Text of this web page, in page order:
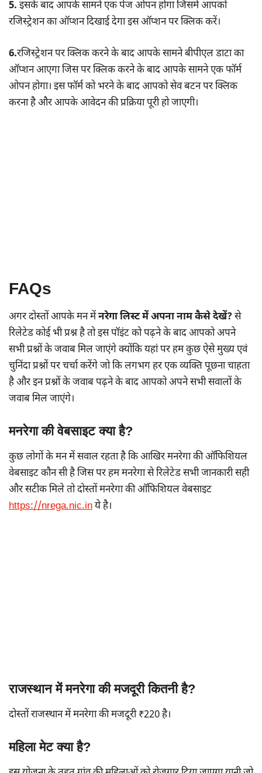
5. इसके बाद आपके सामने एक पेज ओपन होगा जिसमें आपको
रजिस्ट्रेशन का ऑप्शन दिखाई देगा इस ऑप्शन पर क्लिक करें।
6.रजिस्ट्रेशन पर क्लिक करने के बाद आपके सामने बीपीएल डाटा का
ऑप्शन आएगा जिस पर क्लिक करने के बाद आपके सामने एक फॉर्म
ओपन होगा। इस फॉर्म को भरने के बाद आपको सेव बटन पर क्लिक
करना है और आपके आवेदन की प्रक्रिया पूरी हो जाएगी।
FAQs
अगर दोस्तों आपके मन मेंनरेगा लिस्ट में अपना नाम कैसे देखें?से
रिलेटेड कोई भी प्रश्न है तो इस पॉइंट को पढ़ने के बाद आपको अपने
सभी प्रश्नों के जवाब मिल जाएंगे क्योंकि यहां पर हम कुछ ऐसे मुख्य एवं
चुनिंदा प्रश्नों पर चर्चा करेंगे जो कि लगभग हर एक व्यक्ति पूछना चाहता
है और इन प्रश्नों के जवाब पढ़ने के बाद आपको अपने सभी सवालों के
जवाब मिल जाएंगे।
मनरेगा की वेबसाइट क्या है?
कुछ लोगों के मन में सवाल रहता है कि आखिर मनरेगा की ऑफिशियल
वेबसाइट कौन सी है जिस पर हम मनरेगा से रिलेटेड सभी जानकारी सही
और सटीक मिले तो दोस्तों मनरेगा की ऑफिशियल वेबसाइट
https://nrega.nic.inये है।
राजस्थान में मनरेगा की मजदूरी कितनी है?
दोस्तों राजस्थान में मनरेगा की मजदूरी ₹220 है।
महिला मेट क्या है?